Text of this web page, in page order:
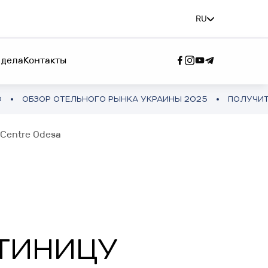
RU
Контакты
РЫНКА УКРАИНЫ 2025 ПОЛУЧИТЬ ПОЛНУЮ
Odesa